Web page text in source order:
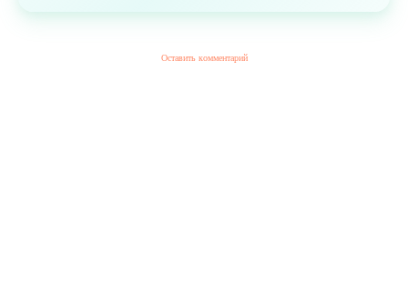
Оставить комментарий